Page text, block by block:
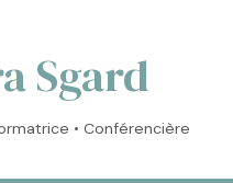
Sgard
• Conférencière